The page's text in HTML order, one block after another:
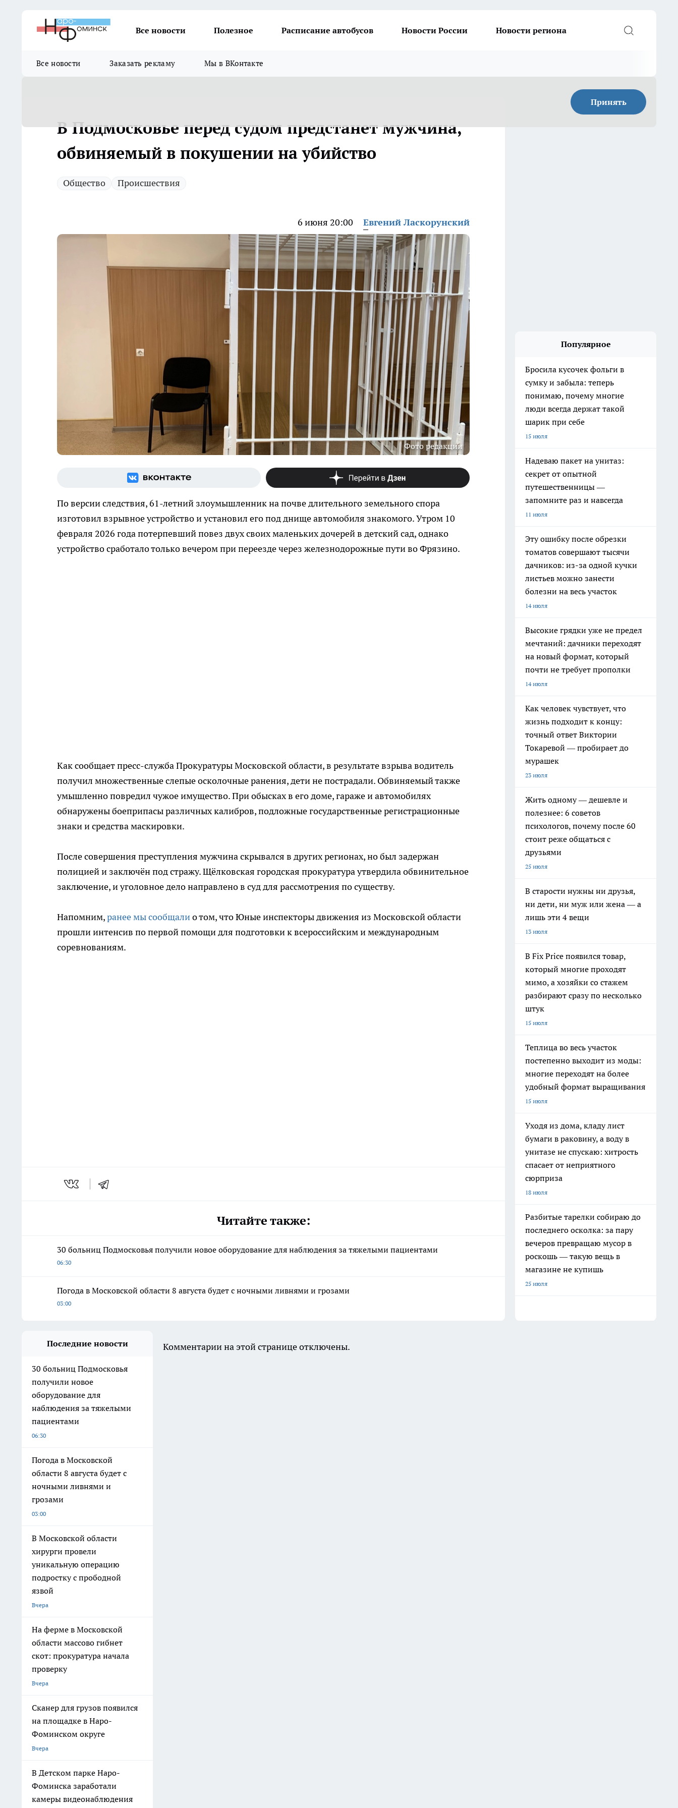
Все новости Полезное Расписание автобусов Новости России Новости региона
Все новости Заказать рекламу Мы в ВКонтакте
Принять
В Подмосковье перед судом предстанет мужчина,
обвиняемый в покушении на убийство
Общество Происшествия
6 июня 20:00 Евгений Ласкорунский
Фото редакции
По версии следствия, 61-летний злоумышленник на почве длительного земельного спора
изготовил взрывное устройство и установил его под днище автомобиля знакомого. Утром 10
февраля 2026 года потерпевший повез двух своих маленьких дочерей в детский сад, однако
устройство сработало только вечером при переезде через железнодорожные пути во Фрязино.
Как сообщает пресс-служба Прокуратуры Московской области, в результате взрыва водитель
получил множественные слепые осколочные ранения, дети не пострадали. Обвиняемый также
умышленно повредил чужое имущество. При обысках в его доме, гараже и автомобилях
обнаружены боеприпасы различных калибров, подложные государственные регистрационные
знаки и средства маскировки.
После совершения преступления мужчина скрывался в других регионах, но был задержан
полицией и заключён под стражу. Щёлковская городская прокуратура утвердила обвинительное
заключение, и уголовное дело направлено в суд для рассмотрения по существу.
Напомним,ранее мы сообщалио том, что Юные инспекторы движения из Московской области
прошли интенсив по первой помощи для подготовки к всероссийским и международным
соревнованиям.
Читайте также:
30 больниц Подмосковья получили новое оборудование для наблюдения за тяжелыми пациентами
06:30
Погода в Московской области 8 августа будет с ночными ливнями и грозами
03:00
Популярное
Бросила кусочек фольги в
сумку и забыла: теперь
понимаю, почему многие
люди всегда держат такой
шарик при себе
15 июля
Надеваю пакет на унитаз:
секрет от опытной
путешественницы —
запомните раз и навсегда
11 июля
Эту ошибку после обрезки
томатов совершают тысячи
дачников: из-за одной кучки
листьев можно занести
болезни на весь участок
14 июля
Высокие грядки уже не предел
мечтаний: дачники переходят
на новый формат, который
почти не требует прополки
14 июля
Как человек чувствует, что
жизнь подходит к концу:
точный ответ Виктории
Токаревой — пробирает до
мурашек
23 июля
Жить одному — дешевле и
полезнее: 6 советов
психологов, почему после 60
стоит реже общаться с
друзьями
25 июля
В старости нужны ни друзья,
ни дети, ни муж или жена — а
лишь эти 4 вещи
13 июля
В Fix Price появился товар,
который многие проходят
мимо, а хозяйки со стажем
разбирают сразу по несколько
штук
15 июля
Теплица во весь участок
постепенно выходит из моды:
многие переходят на более
удобный формат выращивания
15 июля
Уходя из дома, кладу лист
бумаги в раковину, а воду в
унитазе не спускаю: хитрость
спасает от неприятного
сюрприза
18 июля
Разбитые тарелки собираю до
последнего осколка: за пару
вечеров превращаю мусор в
роскошь — такую вещь в
магазине не купишь
25 июля
Последние новости
30 больниц Подмосковья
получили новое
оборудование для
наблюдения за тяжелыми
пациентами
06:30
Погода в Московской
области 8 августа будет с
ночными ливнями и
грозами
03:00
В Московской области
хирурги провели
уникальную операцию
подростку с прободной
язвой
Вчера
На ферме в Московской
области массово гибнет
скот: прокуратура начала
проверку
Вчера
Сканер для грузов появился
на площадке в Наро-
Фоминском округе
Вчера
В Детском парке Наро-
Фоминска заработали
камеры видеонаблюдения
Комментарии на этой странице отключены.